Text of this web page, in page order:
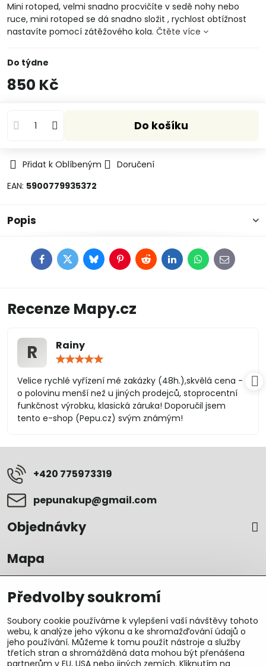
Mini rotoped, velmi snadno procvičíte v sedě nohy nebo
ruce, mini rotoped se dá snadno složit , rychlost obtížnost
nastavíte pomocí zátěžového kola. Čtěte více
Do týdne
850 Kč
Do košíku
Přidat k Oblíbeným
Doručení
EAN: 5900779935372
Popis
FacebookTwitterBlueskyPinterestRedditLinkedInWhatsApp
E-
mail
Recenze Mapy.cz
R Rainy
/
5
Velice rychlé vyřízení mé zakázky (48h.),skvělá cena -
o polovinu menší než u jiných prodejců, stoprocentní
funkčnost výrobku, klasická záruka! Doporučil jsem
tento e-shop (Pepu.cz) svým známým!
+420 775973319
pepunakup​@gmail​.com
Objednávky
Mapa
Předvolby soukromí
Soubory cookie používáme k vylepšení vaší návštěvy tohoto
webu, k analýze jeho výkonu a ke shromažďování údajů o
jeho používání. Můžeme k tomu použít nástroje a služby
třetích stran a shromážděná data mohou být přenášena
partnerům v EU, USA nebo jiných zemích. Kliknutím na